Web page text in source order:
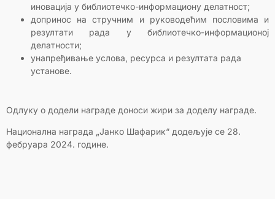
иновација у библиотечко-информациону делатност;
допринос на стручним и руководећим пословима и
резултати рада у библиотечко-информационој
делатности;
унапређивање услова, ресурса и резултата рада
установе.
Одлуку о додели награде доноси жири за доделу награде.
Национална награда „Јанко Шафарик“ додељује се 28.
фебруара 2024. године.